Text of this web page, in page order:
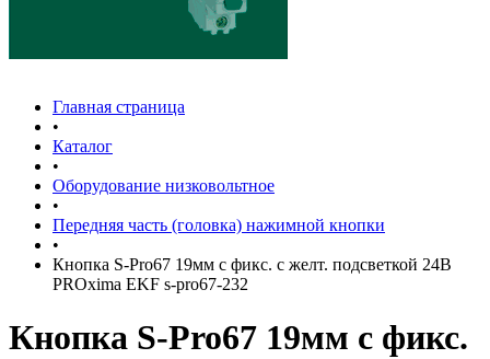
Главная страница
•
Каталог
•
Оборудование низковольтное
•
Передняя часть (головка) нажимной кнопки
•
Кнопка S-Pro67 19мм с фикс. с желт. подсветкой 24В
PROxima EKF s-pro67-232
Кнопка S-Pro67 19мм с фикс.